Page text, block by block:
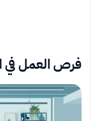
فرص العمل في